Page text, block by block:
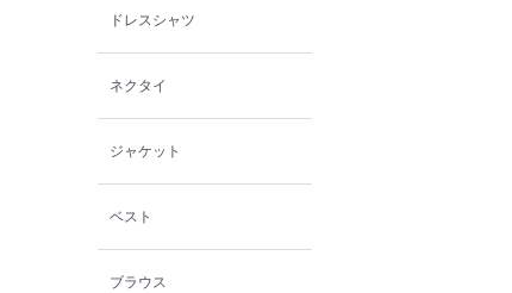
西脇シリーズ
小泉革店
シャミー
パーソンズジーンズ
ドレスシャツ
ネクタイ
ジャケット
ベスト
ブラウス